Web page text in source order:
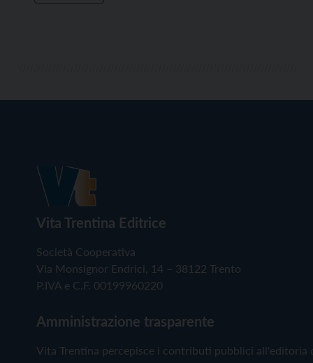
Vita Trentina Editrice
Società Cooperativa
Via Monsignor Endrici, 14 – 38122 Trento
P.IVA e C.F. 00199960220
Amministrazione trasparente
Vita Trentina percepisce i contributi pubblici all'editoria